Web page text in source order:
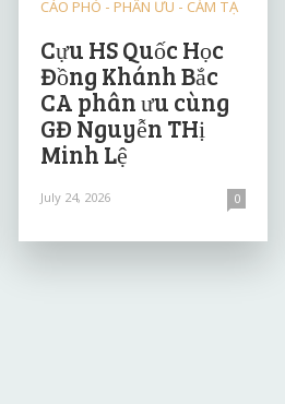
CÁO PHÓ - PHÂN ƯU - CẢM TẠ
Cựu HS Quốc Học
Đồng Khánh Bắc
CA phân ưu cùng
GĐ Nguyễn THị
Minh Lệ
July 24, 2026 0